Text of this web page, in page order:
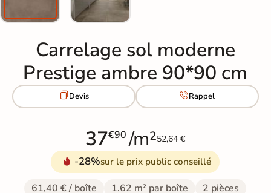
Carrelage sol moderne
Prestige ambre 90*90 cm
Devis Rappel
37€90 /m²52,64 €
-28%sur le prix public conseillé
61,40 € / boîte 1.62 m² par boîte 2 pièces